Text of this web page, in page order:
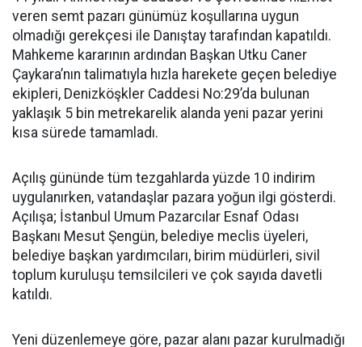
veren semt pazarı günümüz koşullarına uygun
olmadığı gerekçesi ile Danıştay tarafından kapatıldı.
Mahkeme kararının ardından Başkan Utku Caner
Çaykara’nın talimatıyla hızla harekete geçen belediye
ekipleri, Denizköşkler Caddesi No:29’da bulunan
yaklaşık 5 bin metrekarelik alanda yeni pazar yerini
kısa sürede tamamladı.
Açılış gününde tüm tezgahlarda yüzde 10 indirim
uygulanırken, vatandaşlar pazara yoğun ilgi gösterdi.
Açılışa; İstanbul Umum Pazarcılar Esnaf Odası
Başkanı Mesut Şengün, belediye meclis üyeleri,
belediye başkan yardımcıları, birim müdürleri, sivil
toplum kuruluşu temsilcileri ve çok sayıda davetli
katıldı.
Yeni düzenlemeye göre, pazar alanı pazar kurulmadığı